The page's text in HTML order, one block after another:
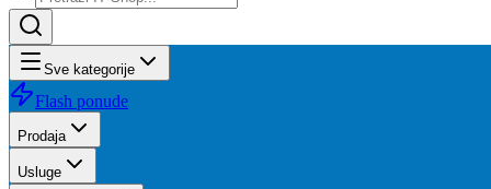
Sve kategorije
Flash ponude
Prodaja
Usluge